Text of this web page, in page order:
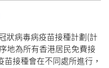
狀病毒病疫苗接種計劃(計
地為所有香港居民免費接
接種會在不同處所進行，